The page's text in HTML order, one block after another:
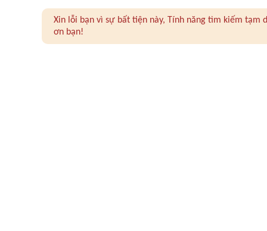
Xin lỗi bạn vì sự bất tiện này, Tính năng tìm kiếm
ơn bạn!